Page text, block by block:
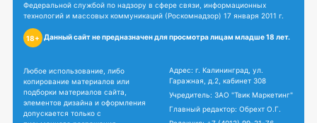
Федеральной службой по надзору в сфере связи, информационных
технологий и массовых коммуникаций (Роскомнадзор) 17 января 2011 г.
18+ Данный сайт не предназначен для просмотра лицам младше 18 лет.
Любое использование, либо
копирование материалов или
подборки материалов сайта,
элементов дизайна и оформления
допускается только с
Адрес: г. Калининград, ул.
Гаражная, д.2, кабинет 308
Учредитель: ЗАО "Твик Маркетинг"
Главный редактор: Обрехт О.Г.